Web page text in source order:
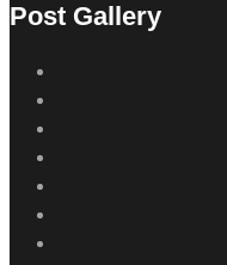
Post Gallery